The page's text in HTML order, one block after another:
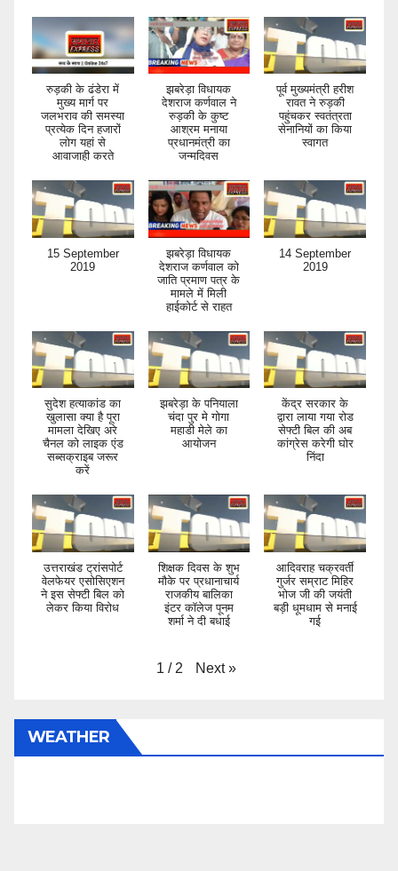
रुड़की के ढंडेरा में
मुख्य मार्ग पर
जलभराव की समस्या
प्रत्येक दिन हजारों
लोग यहां से
आवाजाही करते
झबरेड़ा विधायक
देशराज कर्णवाल ने
रुड़की के कुष्ट
आश्रम मनाया
प्रधानमंत्री का
जन्मदिवस
पूर्व मुख्यमंत्री हरीश
रावत ने रुड़की
पहुंचकर स्वतंत्रता
सेनानियों का किया
स्वागत
15 September
2019
झबरेड़ा विधायक
देशराज कर्णवाल को
जाति प्रमाण पत्र के
मामले में मिली
हाईकोर्ट से राहत
14 September
2019
सुदेश हत्याकांड का
खुलासा क्या है पूरा
मामला देखिए अरे
चैनल को लाइक एंड
सब्सक्राइब जरूर
करें
झबरेड़ा के पनियाला
चंदा पुर मे गोगा
महाडी मेले का
आयोजन
केंद्र सरकार के
द्वारा लाया गया रोड
सेफ्टी बिल की अब
कांग्रेस करेगी घोर
निंदा
उत्तराखंड ट्रांसपोर्ट
वेलफेयर एसोसिएशन
ने इस सेफ्टी बिल को
लेकर किया विरोध
शिक्षक दिवस के शुभ
मौके पर प्रधानाचार्य
राजकीय बालिका
इंटर कॉलेज पूनम
शर्मा ने दी बधाई
आदिवराह चक्रवर्ती
गुर्जर सम्राट मिहिर
भोज जी की जयंती
बड़ी धूमधाम से मनाई
गई
1 / 2 Next »
WEATHER